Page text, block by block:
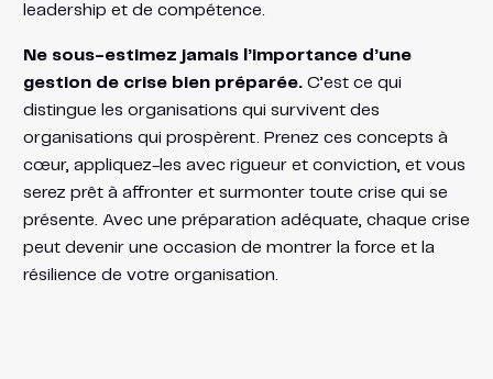
leadership et de compétence.
Ne sous-estimez jamais l’importance d’une
gestion de crise bien préparée.C’est ce qui
distingue les organisations qui survivent des
organisations qui prospèrent. Prenez ces concepts à
cœur, appliquez-les avec rigueur et conviction, et vous
serez prêt à affronter et surmonter toute crise qui se
présente. Avec une préparation adéquate, chaque crise
peut devenir une occasion de montrer la force et la
résilience de votre organisation.